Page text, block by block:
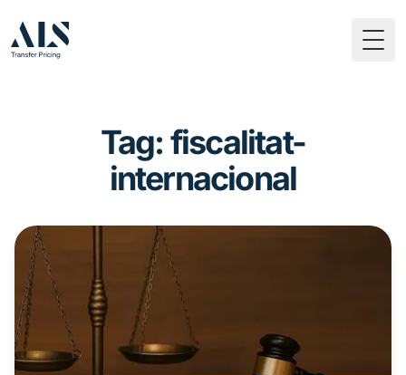
Tag: fiscalitat-
internacional